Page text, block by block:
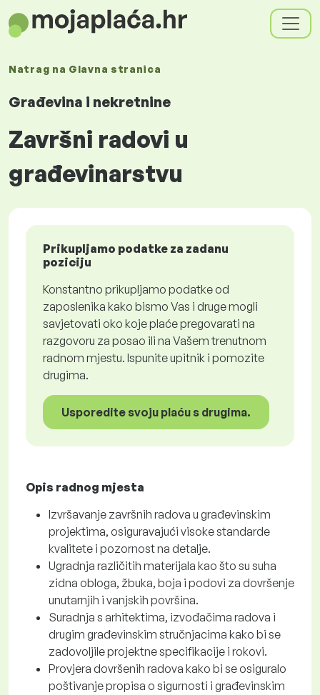
Natrag na Glavna stranica
Građevina i nekretnine
Završni radovi u
građevinarstvu
Prikupljamo podatke za zadanu
poziciju
Konstantno prikupljamo podatke od
zaposlenika kako bismo Vas i druge mogli
savjetovati oko koje plaće pregovarati na
razgovoru za posao ili na Vašem trenutnom
radnom mjestu. Ispunite upitnik i pomozite
drugima.
Usporedite svoju plaću s drugima.
Opis radnog mjesta
Izvršavanje završnih radova u građevinskim
projektima, osiguravajući visoke standarde
kvalitete i pozornost na detalje.
Ugradnja različitih materijala kao što su suha
zidna obloga, žbuka, boja i podovi za dovršenje
unutarnjih i vanjskih površina.
Suradnja s arhitektima, izvođačima radova i
drugim građevinskim stručnjacima kako bi se
zadovoljile projektne specifikacije i rokovi.
Provjera dovršenih radova kako bi se osiguralo
poštivanje propisa o sigurnosti i građevinskim